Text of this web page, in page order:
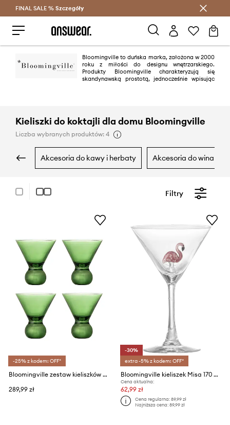
Oszczędzaj z Answear Club >
FINAL SALE % Szczegóły
Bloomingville to duńska marka, założona w 2000
roku z miłości do designu wnętrzarskiego.
Produkty Bloomingville charakteryzują się
skandynawską prostotą, jednocześnie wpisując
Kieliszki do koktajli dla domu Bloomingville
Liczba wybranych produktów: 4
akcesoria do kawy i herbaty akcesoria do wina
Filtry
-25% z kodem: OFF*
Bloomingville zestaw kieliszków do kaktajli Corliss 165 ml 4-pack
289,99 zł
-30%
extra -5% z kodem: OFF*
Bloomingville kieliszek Misa 170 ml
Cena aktualna:
62,99 zł
Cena regularna:89,99 zł
Najniższa cena:89,99 zł